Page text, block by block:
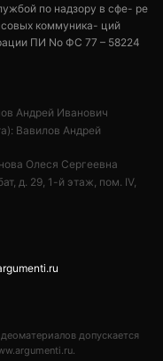
по надзору в сфе- ре
коммуника- ций
ПИ No ФС 77 – 58224
Андрей Иванович
Вавилов Андрей
Олеся Сергеевна
д. 29, 1-й этаж, пом. IV,
допускается